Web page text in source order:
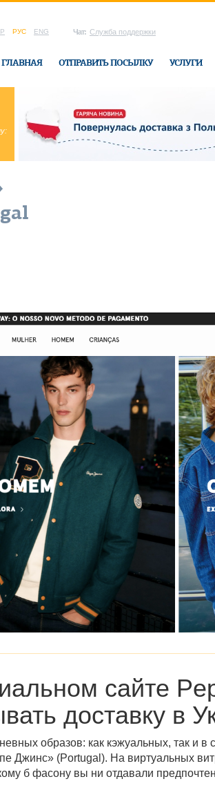
РУС ENG Чат: Служба поддержки
ГЛАВНАЯ ОТПРАВИТЬ ПОСЫЛКУ УСЛУГИ
область:
Винницкая в офисе
сайте
доставку в
образов: как кэжуальных, так и в
Джинс» (Portugal). На виртуальных
б фасону вы ни отдавали